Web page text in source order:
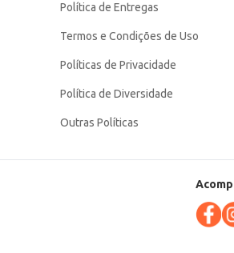
Política de Entregas
Termos e Condições de Uso
Políticas de Privacidade
Política de Diversidade
Outras Políticas